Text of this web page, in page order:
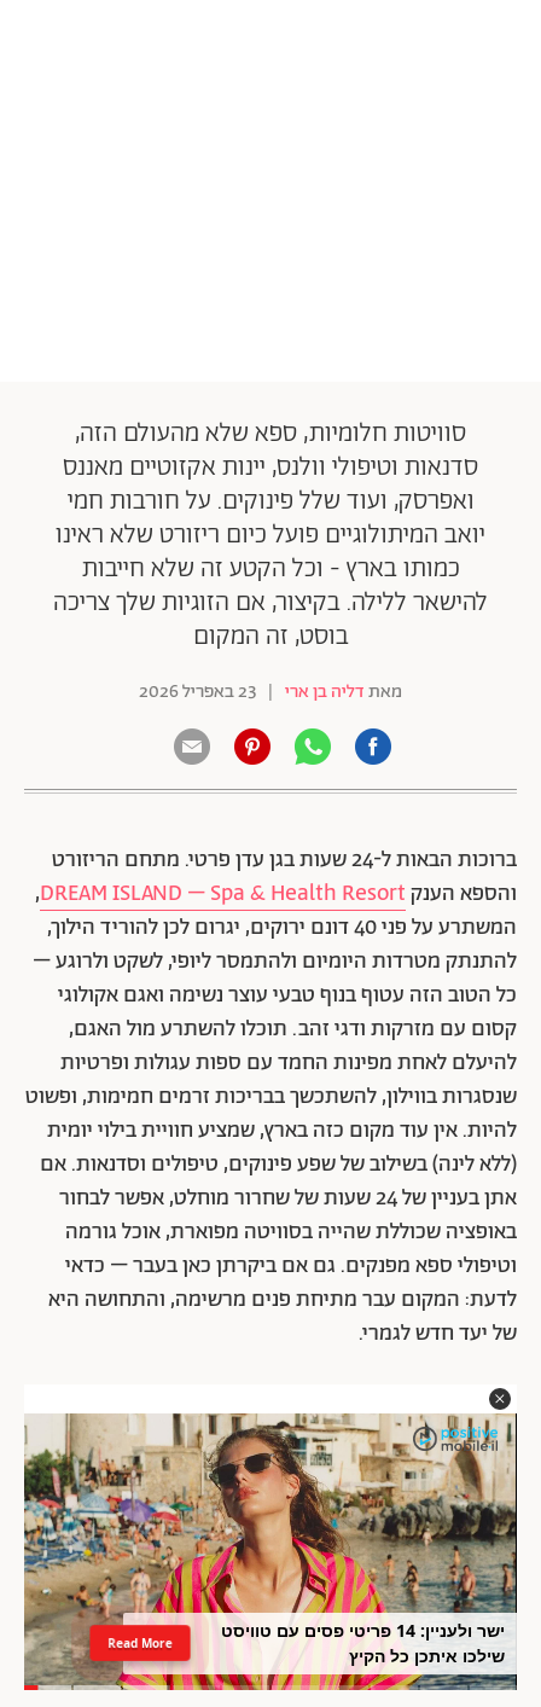
סוויטות חלומיות, ספא שלא מהעולם הזה,
סדנאות וטיפולי וולנס, יינות אקזוטיים מאננס
ואפרסק, ועוד שלל פינוקים. על חורבות חמי
יואב המיתולוגיים פועל כיום ריזורט שלא ראינו
כמותו בארץ - וכל הקטע זה שלא חייבות
להישאר ללילה. בקיצור, אם הזוגיות שלך צריכה
בוסט, זה המקום
מאתדליה בן ארי | 23 באפריל 2026
ברוכות הבאות ל-24 שעות בגן עדן פרטי. מתחם הריזורט
והספא הענקDREAM ISLAND – Spa & Health Resort
,
המשתרע על פני 40 דונם ירוקים, יגרום לכן להוריד הילוך,
להתנתק מטרדות היומיום ולהתמסר ליופי, לשקט ולרוגע –
כל הטוב הזה עטוף בנוף טבעי עוצר נשימה ואגם אקולוגי
קסום עם מזרקות ודגי זהב. תוכלו להשתרע מול האגם,
להיעלם לאחת מפינות החמד עם ספות עגולות ופרטיות
שנסגרות בווילון, להשתכשך בבריכות זרמים חמימות, ופשוט
להיות. אין עוד מקום כזה בארץ, שמציע חוויית בילוי יומית
(ללא לינה) בשילוב של שפע פינוקים, טיפולים וסדנאות. אם
אתן בעניין של 24 שעות של שחרור מוחלט, אפשר לבחור
באופציה שכוללת שהייה בסוויטה מפוארת, אוכל גורמה
וטיפולי ספא מפנקים. גם אם ביקרתן כאן בעבר – כדאי
לדעת: המקום עבר מתיחת פנים מרשימה, והתחושה היא
של יעד חדש לגמרי.
ישר ולעניין: 14 פריטי פסים עם טוויסט
שילכו איתכן כל הקיץ
Read More